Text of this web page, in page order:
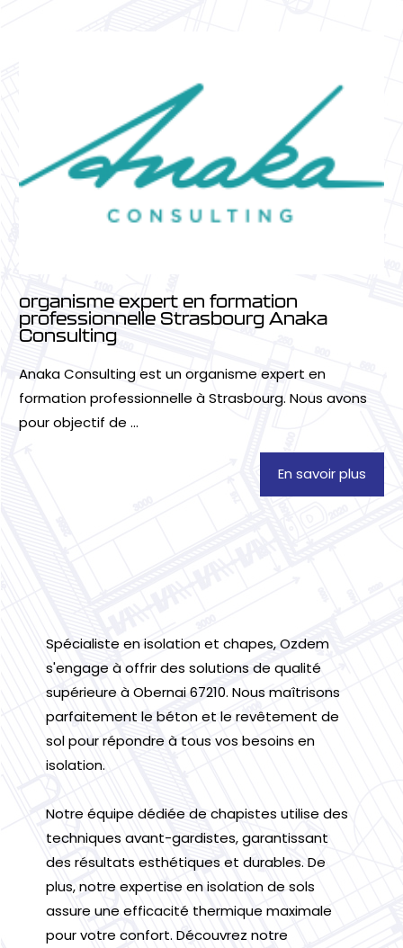
organisme expert en formation
professionnelle Strasbourg Anaka
Consulting
Anaka Consulting est un organisme expert en
formation professionnelle à Strasbourg. Nous avons
pour objectif de ...
En savoir plus
Spécialiste en isolation et chapes, Ozdem
s'engage à offrir des solutions de qualité
supérieure à Obernai 67210. Nous maîtrisons
parfaitement le béton et le revêtement de
sol pour répondre à tous vos besoins en
isolation.
Notre équipe dédiée de chapistes utilise des
techniques avant-gardistes, garantissant
des résultats esthétiques et durables. De
plus, notre expertise en isolation de sols
assure une efficacité thermique maximale
pour votre confort. Découvrez notre